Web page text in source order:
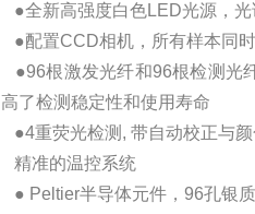
●全新高强度白色LED光源，
●配置CCD相机，所有样本同
●96根激发光纤和96根检测光
高了检测稳定性和使用寿命
●4重荧光检测, 带自动校正与
精准的温控系统
● Peltier半导体元件，96孔银